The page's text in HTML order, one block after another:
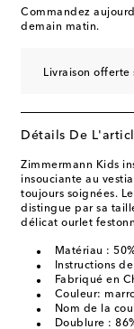
Commandez
demain matin.
Livraison offerte
Détails De
Zimmermann Kids
insouciante au
toujours soignées.
distingue par sa
délicat ourlet
Matériau :
Instructions
Fabriqué en
Couleur:
Nom de la
Doublure :